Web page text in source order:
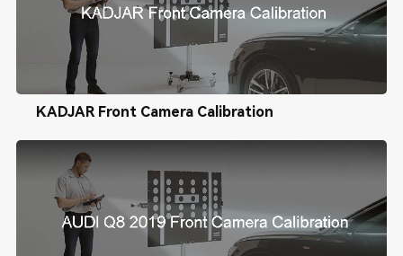
KADJAR Front Camera Calibration